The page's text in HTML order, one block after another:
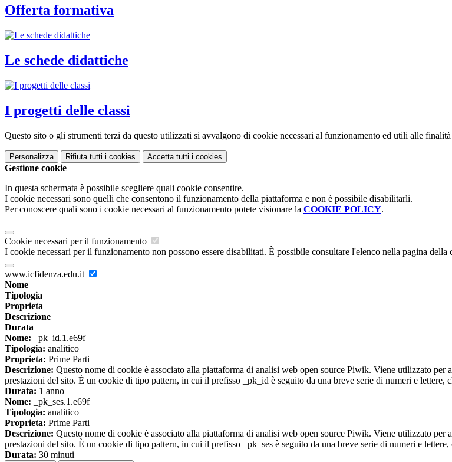
Offerta formativa
Le schede didattiche
I progetti delle classi
Questo sito o gli strumenti terzi da questo utilizzati si avvalgono di cookie necessari al funzionamento ed utili alle
Personalizza Rifiuta tutti i cookies Accetta tutti i cookies
Gestione cookie
In questa schermata è possibile scegliere quali cookie consentire.
I cookie necessari sono quelli che consentono il funzionamento della piattaforma e non è possibile disabilitarli.
Per conoscere quali sono i cookie necessari al funzionamento potete visionare la COOKIE POLICY.
Cookie necessari per il funzionamento
I cookie necessari per il funzionamento non possono essere disabilitati. È possibile consultare l'elenco nella pagina della
www.icfidenza.edu.it
Nome
Tipologia
Proprieta
Descrizione
Durata
Nome: _pk_id.1.e69f
Tipologia: analitico
Proprieta: Prime Parti
Descrizione: Questo nome di cookie è associato alla piattaforma di analisi web open source Piwik. Viene utilizzato
prestazioni del sito. È un cookie di tipo pattern, in cui il prefisso _pk_id è seguito da una breve serie di numeri e
Durata: 1 anno
Nome: _pk_ses.1.e69f
Tipologia: analitico
Proprieta: Prime Parti
Descrizione: Questo nome di cookie è associato alla piattaforma di analisi web open source Piwik. Viene utilizzato
prestazioni del sito. È un cookie di tipo pattern, in cui il prefisso _pk_ses è seguito da una breve serie di numeri e
Durata: 30 minuti